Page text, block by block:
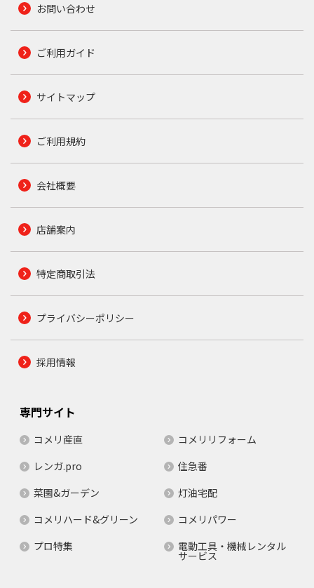
お問い合わせ
ご利用ガイド
サイトマップ
ご利用規約
会社概要
店舗案内
特定商取引法
プライバシーポリシー
採用情報
専門サイト
コメリ産直
コメリリフォーム
レンガ.pro
住急番
菜園&ガーデン
灯油宅配
コメリハード&グリーン
コメリパワー
プロ特集
電動工具・機械レンタル
サービス